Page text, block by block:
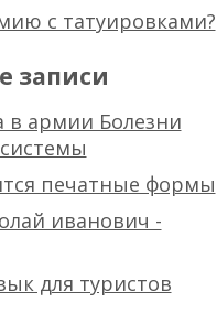
с татуировками?
записи
в армии Болезни
печатные формы
иванович -
для туристов